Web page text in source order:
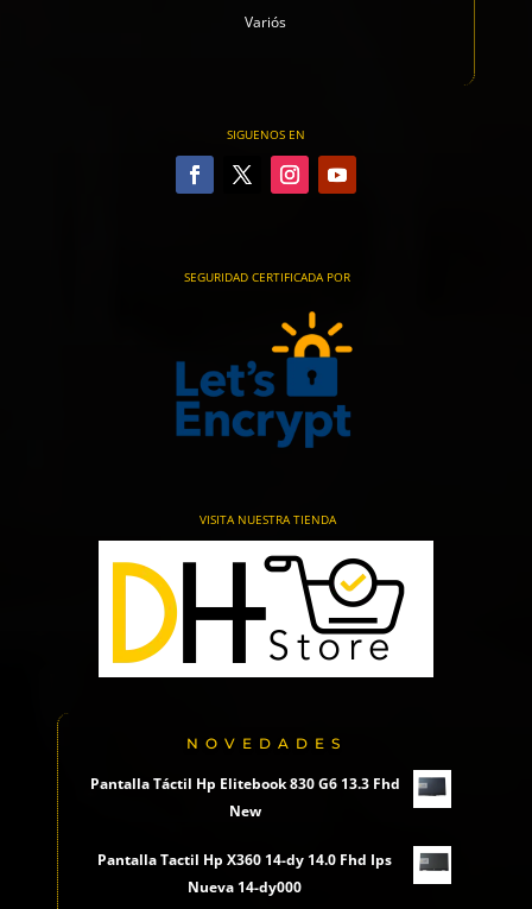
Variós
SIGUENOS EN
SEGURIDAD CERTIFICADA POR
VISITA NUESTRA TIENDA
NOVEDADES
Pantalla Táctil Hp Elitebook 830 G6 13.3 Fhd
New
Pantalla Tactil Hp X360 14-dy 14.0 Fhd Ips
Nueva 14-dy000